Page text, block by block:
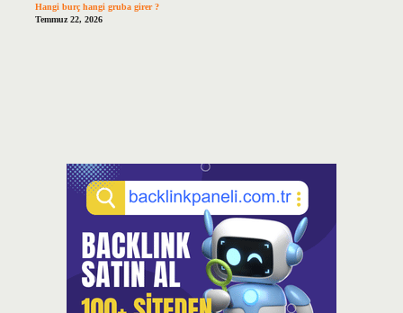
Hangi burç hangi gruba girer ?
Temmuz 22, 2026